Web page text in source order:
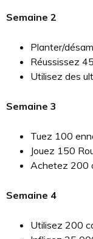
Semaine 2
Planter/
Réussissez
Utilisez des
Semaine 3
Tuez 100
Jouez 150
Achetez 200
Semaine 4
Utilisez 200